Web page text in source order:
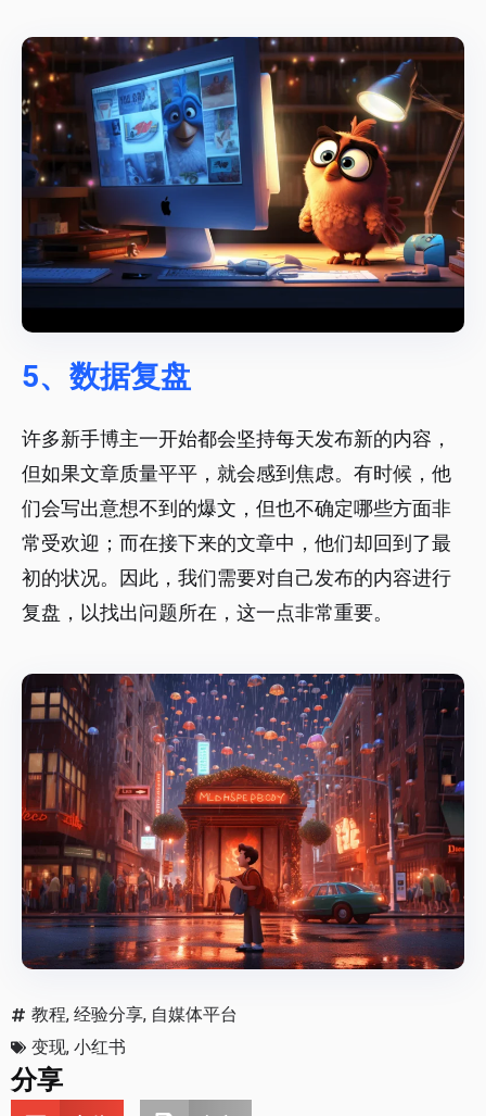
5、数据复盘
许多新手博主一开始都会坚持每天发布新的内容，
但如果文章质量平平，就会感到焦虑。有时候，他
们会写出意想不到的爆文，但也不确定哪些方面非
常受欢迎；而在接下来的文章中，他们却回到了最
初的状况。因此，我们需要对自己发布的内容进行
复盘，以找出问题所在，这一点非常重要。
教程, 经验分享, 自媒体平台
变现, 小红书
分享